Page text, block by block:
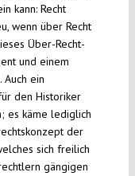
kann: Recht
wenn über Recht
Über-Recht-
und einem
ein
den Historiker
es käme lediglich
der
sich freilich
gängigen